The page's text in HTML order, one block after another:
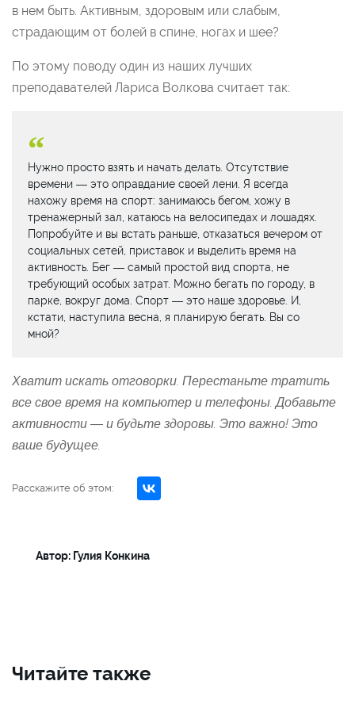
в нем быть. Активным, здоровым или слабым,
страдающим от болей в спине, ногах и шее?
По этому поводу один из наших лучших
преподавателей Лариса Волкова считает так:
Нужно просто взять и начать делать. Отсутствие
времени — это оправдание своей лени. Я всегда
нахожу время на спорт: занимаюсь бегом, хожу в
тренажерный зал, катаюсь на велосипедах и лошадях.
Попробуйте и вы встать раньше, отказаться вечером от
социальных сетей, приставок и выделить время на
активность. Бег — самый простой вид спорта, не
требующий особых затрат. Можно бегать по городу, в
парке, вокруг дома. Спорт — это наше здоровье. И,
кстати, наступила весна, я планирую бегать. Вы со
мной?
Хватит искать отговорки. Перестаньте тратить
все свое время на компьютер и телефоны. Добавьте
активности — и будьте здоровы. Это важно! Это
ваше будущее.
Расскажите об этом:
Автор: Гулия Конкина
Читайте также